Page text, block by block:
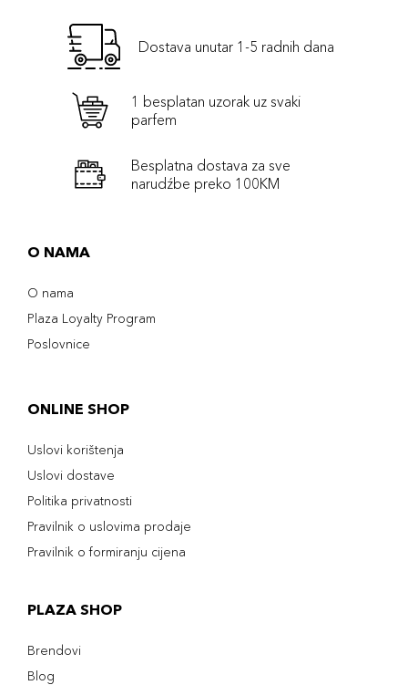
Dostava unutar 1-5 radnih dana
1 besplatan uzorak uz svaki
parfem
Besplatna dostava za sve
narudźbe preko 100KM
O NAMA
O nama
Plaza Loyalty Program
Poslovnice
ONLINE SHOP
Uslovi korištenja
Uslovi dostave
Politika privatnosti
Pravilnik o uslovima prodaje
Pravilnik o formiranju cijena
PLAZA SHOP
Brendovi
Blog